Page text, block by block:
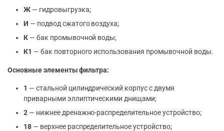
Ж— гидровыгрузка;
И — подвод сжатого воздуха;
К— бак промывочной воды;
К1 — бак повторного использования промывочной воды.
Основные элементы фильтра:
1 — стальной цилиндрический корпус с двумя
приварными эллиптическими днищами;
2— нижнее дренажно-распределительное устройство;
18— верхнее распределительное устройство;